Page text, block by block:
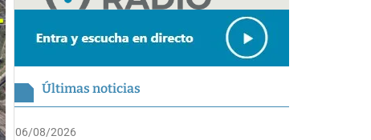
Últimas noticias
06/08/2026